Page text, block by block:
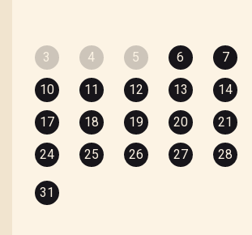
3 4 5 6 7
10 11 12 13 14
17 18 19 20 21
24 25 26 27 28
31